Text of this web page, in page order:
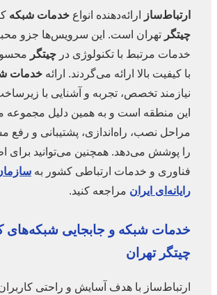
ارتباط‌سازارائه‌دهنده انواعخدمات شبکه
چیتگرتهران است. این سرویس‌ها جزو
خدمات مرتبط با تکنولوژی در چیتگرمحسوب
با کیفیت بالا ارائه می‌گردند. ارائه خدمات
نیازمند تخصص، تجربه و آشنایی با
این منطقه است و به همین دلیل مجموعه ما
مراحل نصب، راه‌اندازی، پشتیبانی و رفع
را پوشش می‌دهد. همچنین می‌توانید برای
فناوری و خدمات ارتباطی کشور به سازمان
رایانه‌ای ایرانمراجعه کنید.
خدمات شبکهو جابجایی شبکه‌های
چیتگرتهران
ارتباط‌ساز با هدف آسایش و راحتی کاربران و